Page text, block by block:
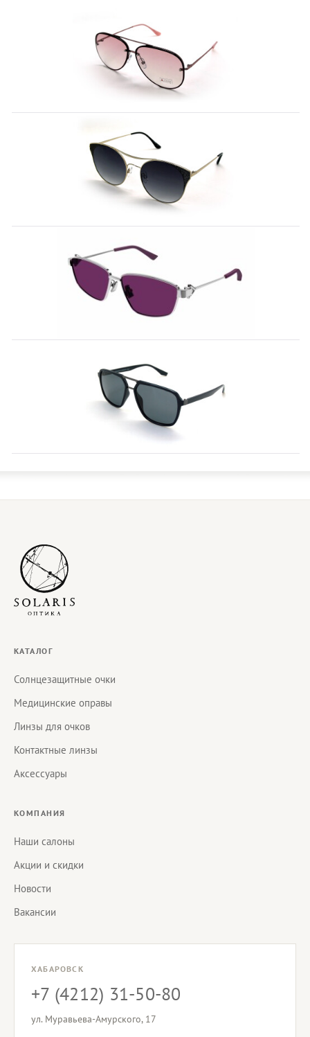
КАТАЛОГ
Солнцезащитные очки
Медицинские оправы
Линзы для очков
Контактные линзы
Аксессуары
КОМПАНИЯ
Наши салоны
Акции и скидки
Новости
Вакансии
ХАБАРОВСК
+7 (4212) 31-50-80
ул. Муравьева-Амурского, 17